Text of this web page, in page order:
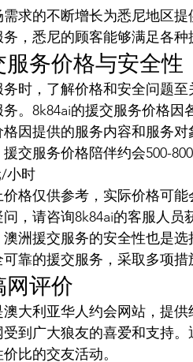
求的不断增长为悉尼地区
，悉尼的顾客能够满足各
务价格与安全性
时，了解价格和安全问题
。8k84ai的援交服务价格
因提供的服务内容和服务
交服务价格陪伴约会500-
/小时
格仅供参考，实际价格可
，请咨询8k84ai的客服人员
洲援交服务的安全性也是
靠的援交服务，采取多项
网评价
澳大利亚华人约会网站，提
到广大狼友的喜爱和支持
比的交友活动。